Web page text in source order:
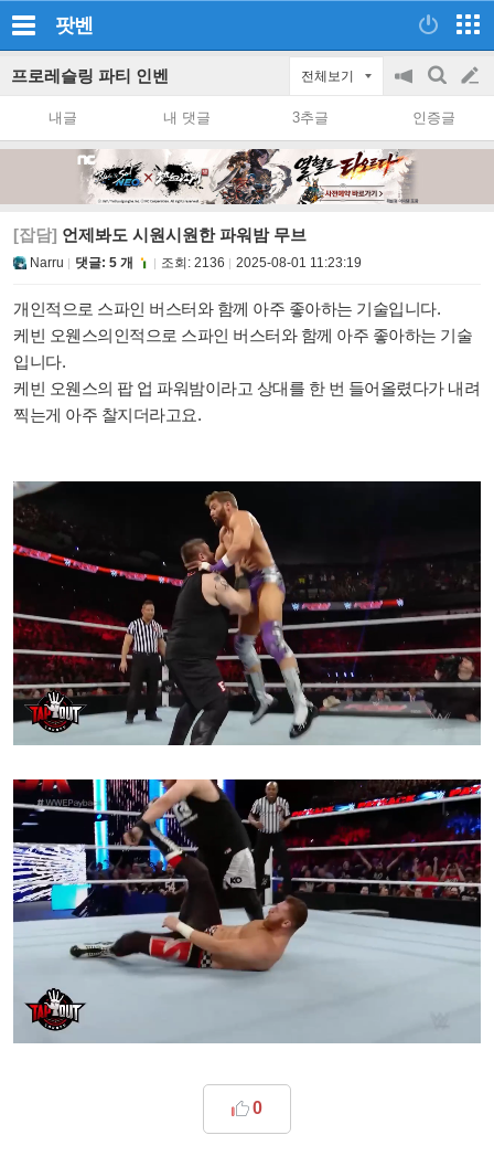
팟벤
프로레슬링 파티 인벤 전체보기
공
on/off
검
색
글
쓰
내글 내 댓글 3추글 인증글
[잡담] 언제봐도 시원시원한 파워밤 무브
Narru 댓글: 5 개 조회: 2136 2025-08-01 11:23:19
개인적으로 스파인 버스터와 함께 아주 좋아하는 기술입니다.
케빈 오웬스의인적으로 스파인 버스터와 함께 아주 좋아하는 기술
입니다.
케빈 오웬스의 팝 업 파워밤이라고 상대를 한 번 들어올렸다가 내려
찍는게 아주 찰지더라고요.
0